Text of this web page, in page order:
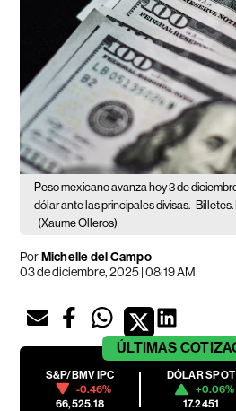
Peso mexicano avanza hoy 3 de
dólar ante las principales divisas.
(Xaume Olleros)
PorMichelle del Campo
03 de diciembre, 2025 | 08:19 AM
ÚLTIMAS
S&P/BMV IPC
-0.46%
66,525.18
DÓLAR SPOT
+0.06%
17.2451